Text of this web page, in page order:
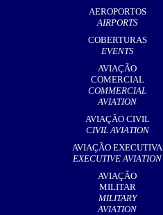
AEROPORTOS
AIRPORTS
,
COBERTURAS
EVENTS
AVIAÇÃO
COMERCIAL
COMMERCIAL
AVIATION
AVIAÇÃO CIVIL
CIVIL AVIATION
AVIAÇÃO EXECUTIVA
EXECUTIVE AVIATION
AVIAÇÃO
MILITAR
MILITARY
AVIATION